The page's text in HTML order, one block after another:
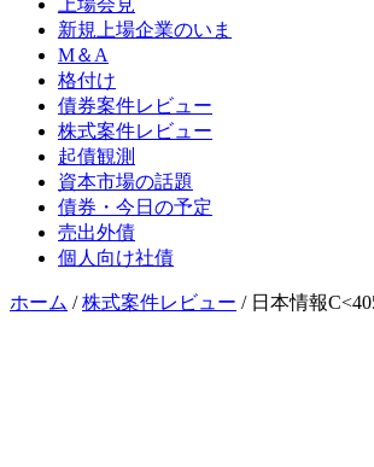
上場会見
新規上場企業のいま
M＆A
格付け
債券案件レビュー
株式案件レビュー
起債観測
資本市場の話題
債券・今日の予定
売出外債
個人向け社債
ホーム /株式案件レビュー / 日本情報